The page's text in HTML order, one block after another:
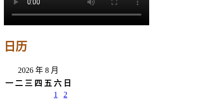
日历
2026 年 8 月
一 二 三 四 五 六 日
1
2